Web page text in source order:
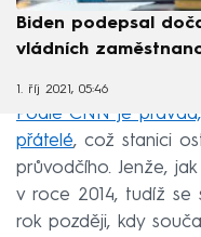
Biden podepsal
vládních
1. říj 2021, 05:46
Podle CNN je
přátelé, což stanici
průvodčího. Jenže,
v roce 2014, tudíž
rok později, kdy